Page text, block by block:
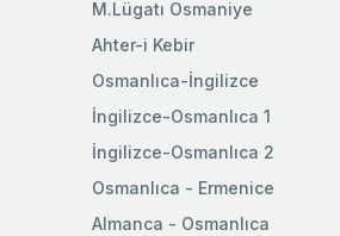
M.Lügatı Osmaniye
Ahter-i Kebir
Osmanlıca-İngilizce
İngilizce-Osmanlıca 1
İngilizce-Osmanlıca 2
Osmanlıca - Ermenice
Almanca - Osmanlıca